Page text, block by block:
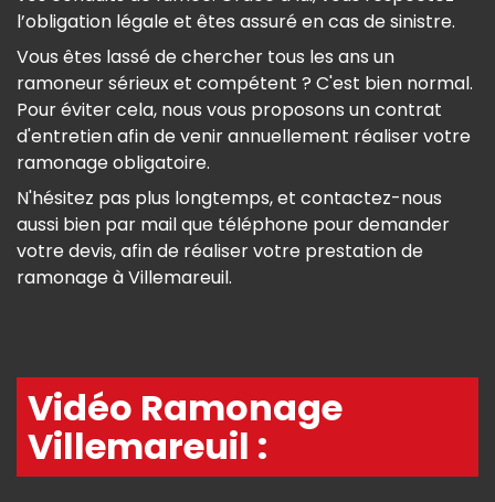
l’obligation légale et êtes assuré en cas de sinistre.
Vous êtes lassé de chercher tous les ans un
ramoneur sérieux et compétent ? C'est bien normal.
Pour éviter cela, nous vous proposons un contrat
d'entretien afin de venir annuellement réaliser votre
ramonage obligatoire.
N'hésitez pas plus longtemps, et contactez-nous
aussi bien par mail que téléphone pour demander
votre devis, afin de réaliser votre prestation de
ramonage à Villemareuil.
Vidéo Ramonage
Villemareuil :